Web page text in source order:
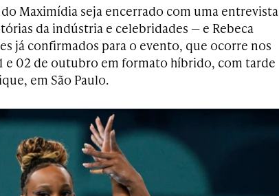
Maximídia seja encerrado com uma entrevista
da indústria e celebridades — e Rebeca
já confirmados para o evento, que ocorre nos
e 02 de outubro em formato híbrido, com tarde
em São Paulo.